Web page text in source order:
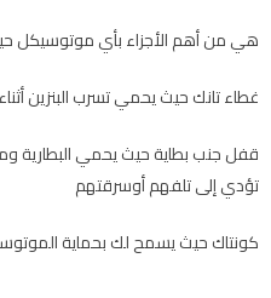
هي من أهم الأجزاء بأي موتوسيكل
غطاء تانك حيث يحمي تسرب البنزين
قفل جنب بطاية حيث يحمي البطارية
تؤدي إلى تلفهم أوسرقتهم
كونتاك حيث يسمح لك بحماية